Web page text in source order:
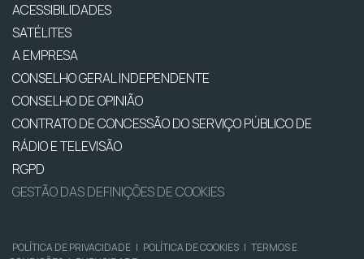
ACESSIBILIDADES
SATÉLITES
A EMPRESA
CONSELHO GERAL INDEPENDENTE
CONSELHO DE OPINIÃO
CONTRATO DE CONCESSÃO DO SERVIÇO PÚBLICO DE
RÁDIO E TELEVISÃO
RGPD
GESTÃO DAS DEFINIÇÕES DE COOKIES
POLÍTICA DE PRIVACIDADE | POLÍTICA DE COOKIES | TERMOS E